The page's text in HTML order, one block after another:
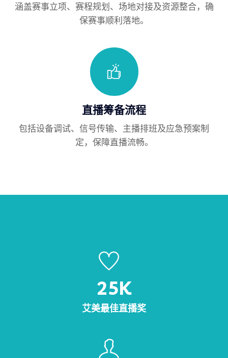
涵盖赛事立项、赛程规划、场地对接及资源整合，确
保赛事顺利落地。
直播筹备流程
包括设备调试、信号传输、主播排班及应急预案制
定，保障直播流畅。
25K
艾美最佳直播奖